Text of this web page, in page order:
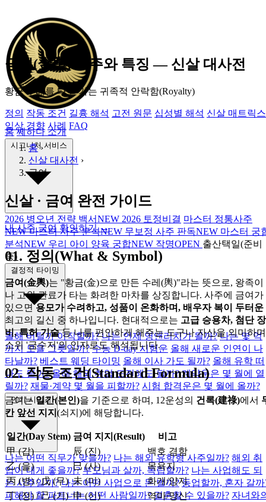
홈 쎄하다 소개
시그니처 서비스
2026 병오년 전략 백서NEW 2026 토정비결 마스터 정통사주
NEW 마스터 사주 분석NEW 무보정 사주 판독NEW 마스터 궁
분석NEW 우리 아이 양육 궁합NEW 작명OPEN 출산택일(준비
중)
결정적 타이밍
올해 버틸까 이직할까? 나는 언제 영앤리치가 될까? 나는 몇 억
까지 모을 그릇일까? 수능 D-day 시험운 올해 새로운 인연이 나
타날까? 베스트 웨딩 타이밍 올해 이사 가도 될까? 올해 유학 떠
나도 될까? 올해 해외 취업 도전해도 될까? 계약운은 몇 월에 열
릴까? 재물·계약 몇 월을 피할까? 시험 합격운은 몇 월에 올까?
인기 시리즈
나는 어떤 직무가 맞을까? 나는 해외 유학형 사주일까? 해외 취
업이 내게 좋을까? 부모님과 살까, 독립할까? 나는 사업해도 되
는 사주일까? 나는 어떤 사업으로 돈 벌까? 동업할까, 혼자 갈까
피해야 할 파트너는 어떤 사람일까? 결혼할 수 있을까? 자녀와
금여(金輿) 사주와 특징 ― 신살 대사전
황금 수레를 타고 가는 귀족적 안락함(Royalty)
정의 작동 조건 길흉 해석 고전 원문 십성별 해석 신살 매트릭스
임상 경향 사례 FAQ
홈›
신살 대사전 ›
금여
신살 · 금여 완전 가이드
내 사주 금여 확인하기 →
01. 정의(What & Symbol)
금여(金輿)는 "황금(金)으로 만든 수레(輿)"라는 뜻으로, 왕족이
나 고위 관료가 타는 화려한 마차를 상징합니다. 사주에 금여가
있으면용모가 수려하고, 성품이 온화하며, 배우자 복이 두터운
최고의 길신 중 하나입니다. 현대적으로는 고급 승용차, 첨단 장
비, 특허 기술등 나를 편안하게 해주는 도구나 자산을 의미하
소위 '금수저'의 인자로도 해석됩니다.
02.작동 조건(Standard Formula)
금여는일간(본인)을 기준으로 하며, 12운성의 건록(建祿)에서
칸 앞선 지지 (쇠지)에 해당합니다.
일간(Day Stem) 금여 지지(Result)
비고
甲 (갑)
辰 (진)
백호 겸함
乙 (을)
巳 (사)
목욕지
丙 (병) / 戊 (무) 未 (미)
화개/양지
丁 (정) / 己 (기) 申 (신)
역마/망신